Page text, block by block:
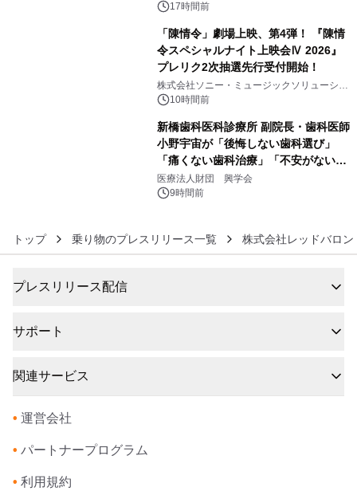
ぐっと豊かに
17時間前
「陳情令」劇場上映、第4弾！ 『陳情
令スペシャルナイト上映会Ⅳ 2026』
プレリク2次抽選先行受付開始！
株式会社ソニー・ミュージックソリューショ
ンズ10時間前
新橋歯科医科診療所 副院長・歯科医師
小野宇宙が「後悔しない歯科選び」
「痛くない歯科治療」「不安がない治
療計画」をテーマに専門監修
医療法人財団 興学会
9時間前
トップ 乗り物のプレスリリース一覧 株式会社レッドバロン
プレスリリース配信
サポート
関連サービス
• 運営会社
• パートナープログラム
• 利用規約